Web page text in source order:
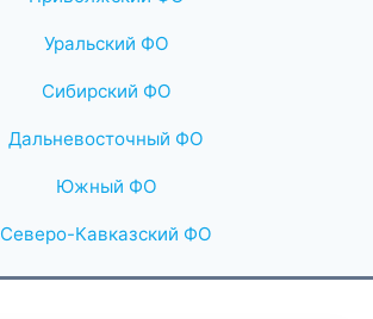
Уральский ФО
Сибирский ФО
Дальневосточный ФО
Южный ФО
Северо-Кавказский ФО